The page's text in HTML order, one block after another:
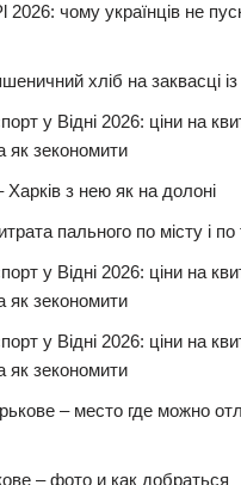
2026: чому українців не
хліб на заквасці
у Відні 2026: ціни на
як зекономити
з нею як на долоні
пального по місту і по
у Відні 2026: ціни на
як зекономити
у Відні 2026: ціни на
як зекономити
– место где можно
– фото и как добраться